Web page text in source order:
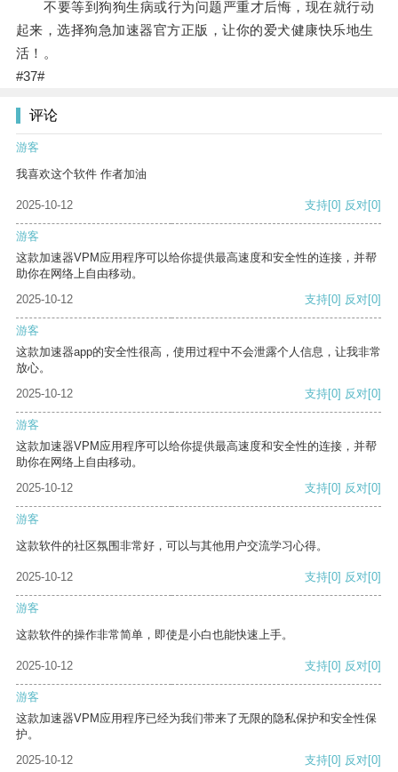
不要等到狗狗生病或行为问题严重才后悔，现在就行动
起来，选择狗急加速器官方正版，让你的爱犬健康快乐地生
活！。
#37#
评论
游客
我喜欢这个软件 作者加油
2025-10-12 支持[0] 反对[0]
游客
这款加速器VPM应用程序可以给你提供最高速度和安全性的连接，并帮
助你在网络上自由移动。
2025-10-12
支持[0] 反对[0]
游客
这款加速器app的安全性很高，使用过程中不会泄露个人信息，让我非常
放心。
2025-10-12
支持[0] 反对[0]
游客
这款加速器VPM应用程序可以给你提供最高速度和安全性的连接，并帮
助你在网络上自由移动。
2025-10-12
支持[0] 反对[0]
游客
这款软件的社区氛围非常好，可以与其他用户交流学习心得。
2025-10-12 支持[0] 反对[0]
游客
这款软件的操作非常简单，即使是小白也能快速上手。
2025-10-12 支持[0] 反对[0]
游客
这款加速器VPM应用程序已经为我们带来了无限的隐私保护和安全性保
护。
2025-10-12
支持[0] 反对[0]